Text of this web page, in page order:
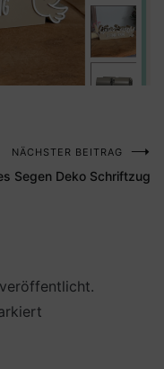
NÄCHSTER BEITRAG
Segen Deko Schriftzug